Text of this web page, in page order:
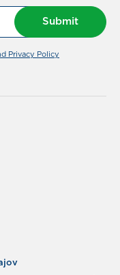
Submit
Privacy Policy